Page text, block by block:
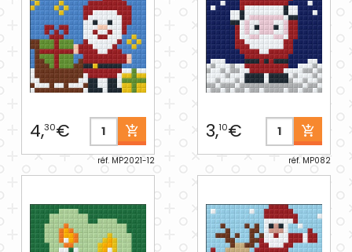
4,30€
réf. MP2021-12
3,10€
réf. MP082